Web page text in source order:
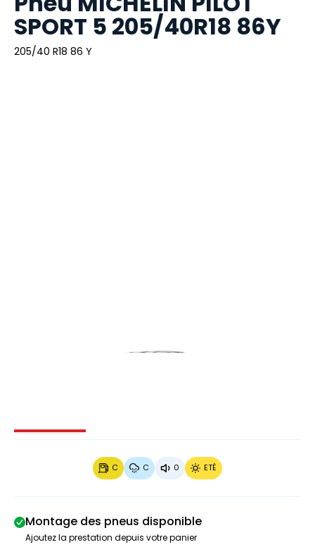
SPORT 5 205/40R18 86Y
205/40 R18 86 Y
Image 1 sur 3
C C 0 ETÉ
Montage des pneus disponible
Ajoutez la prestation depuis votre panier